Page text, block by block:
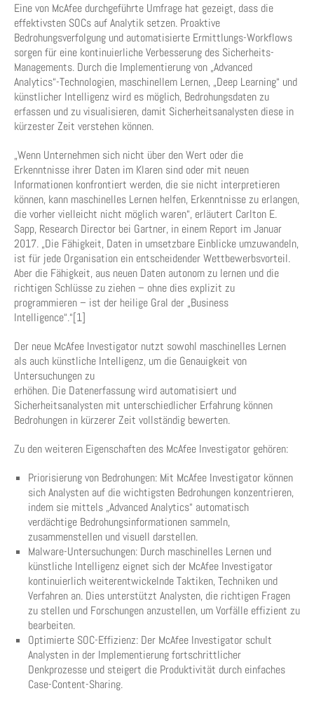
Eine von McAfee durchgeführte Umfrage hat gezeigt, dass die
effektivsten SOCs auf Analytik setzen. Proaktive
Bedrohungsverfolgung und automatisierte Ermittlungs-Workflows
sorgen für eine kontinuierliche Verbesserung des Sicherheits-
Managements. Durch die Implementierung von „Advanced
Analytics“-Technologien, maschinellem Lernen, „Deep Learning“ und
künstlicher Intelligenz wird es möglich, Bedrohungsdaten zu
erfassen und zu visualisieren, damit Sicherheitsanalysten diese in
kürzester Zeit verstehen können.
„Wenn Unternehmen sich nicht über den Wert oder die
Erkenntnisse ihrer Daten im Klaren sind oder mit neuen
Informationen konfrontiert werden, die sie nicht interpretieren
können, kann maschinelles Lernen helfen, Erkenntnisse zu erlangen,
die vorher vielleicht nicht möglich waren“, erläutert Carlton E.
Sapp, Research Director bei Gartner, in einem Report im Januar
2017. „Die Fähigkeit, Daten in umsetzbare Einblicke umzuwandeln,
ist für jede Organisation ein entscheidender Wettbewerbsvorteil.
Aber die Fähigkeit, aus neuen Daten autonom zu lernen und die
richtigen Schlüsse zu ziehen – ohne dies explizit zu
programmieren – ist der heilige Gral der „Business
Intelligence“.“[1]
Der neue McAfee Investigator nutzt sowohl maschinelles Lernen
als auch künstliche Intelligenz, um die Genauigkeit von
Untersuchungen zu
erhöhen. Die Datenerfassung wird automatisiert und
Sicherheitsanalysten mit unterschiedlicher Erfahrung können
Bedrohungen in kürzerer Zeit vollständig bewerten.
Zu den weiteren Eigenschaften des McAfee Investigator gehören:
Priorisierung von Bedrohungen: Mit McAfee Investigator können
sich Analysten auf die wichtigsten Bedrohungen konzentrieren,
indem sie mittels „Advanced Analytics“ automatisch
verdächtige Bedrohungsinformationen sammeln,
zusammenstellen und visuell darstellen.
Malware-Untersuchungen: Durch maschinelles Lernen und
künstliche Intelligenz eignet sich der McAfee Investigator
kontinuierlich weiterentwickelnde Taktiken, Techniken und
Verfahren an. Dies unterstützt Analysten, die richtigen Fragen
zu stellen und Forschungen anzustellen, um Vorfälle effizient zu
bearbeiten.
Optimierte SOC-Effizienz: Der McAfee Investigator schult
Analysten in der Implementierung fortschrittlicher
Denkprozesse und steigert die Produktivität durch einfaches
Case-Content-Sharing.